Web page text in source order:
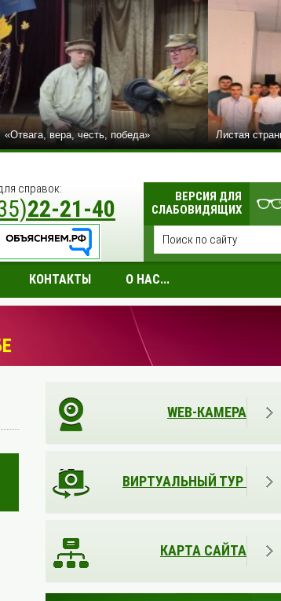
«Отвага, вера, честь, победа» Листая
справок:
22-21-40
ВЕРСИЯ ДЛЯ
СЛАБОВИДЯЩИХ
КОНТАКТЫ О НАС...
WEB-КАМЕРА
ВИРТУАЛЬНЫЙ ТУР
КАРТА САЙТА